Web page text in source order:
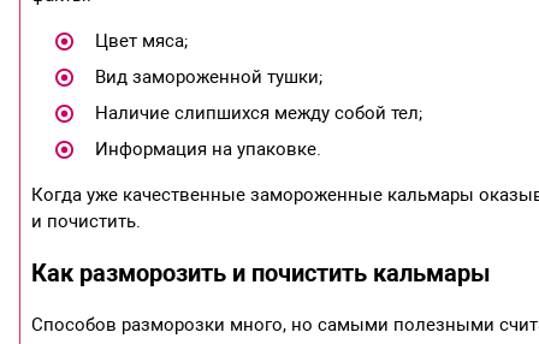
Цвет мяса;
Вид замороженной тушки;
Наличие слипшихся между собой тел;
Информация на упаковке.
Когда уже качественные замороженные кальмары
и почистить.
Как разморозить и почистить кальмары
Способов разморозки много, но самыми полезными